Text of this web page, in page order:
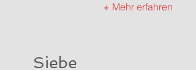
+ Mehr erfahren
Siebe